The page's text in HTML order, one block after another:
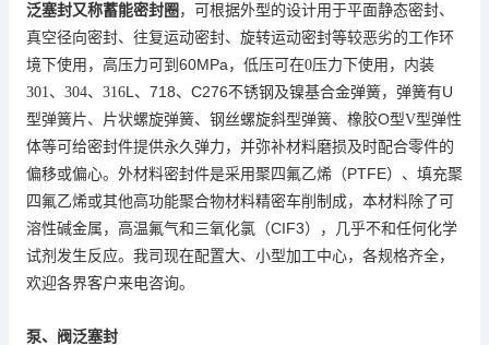
泛塞封又称蓄能密封圈 ，可根据外型的设计用于平面静态密封、
真空径向密封、往复运动密封、旋转运动密封等较恶劣的工作环
境下使用，高压力可到 60MPa ，低压可在0压力下使用，内装
301、 304、 316L 、 718、 C276不锈钢及镍基合金弹簧，弹簧有U
型弹簧片、 片状螺旋弹簧、 钢丝螺旋斜型弹簧、橡胶O型V型弹性
体等可给密封件提供永久弹力，并弥补材料磨损及时配合零件的
偏移或偏心。外材料密封件是采用聚四氟乙烯 （PTFE） 、填充聚
四氟乙烯或其他高功能聚合物材料精密车削制成，本材料除了可
溶性碱金属，高温氟气和三氧化氯（CIF3），几乎不和任何化学
试剂发生反应。我司现在配置大、小型加工中心， 各规格齐全，
欢迎各界客户来电咨询。
泵、阀泛塞封